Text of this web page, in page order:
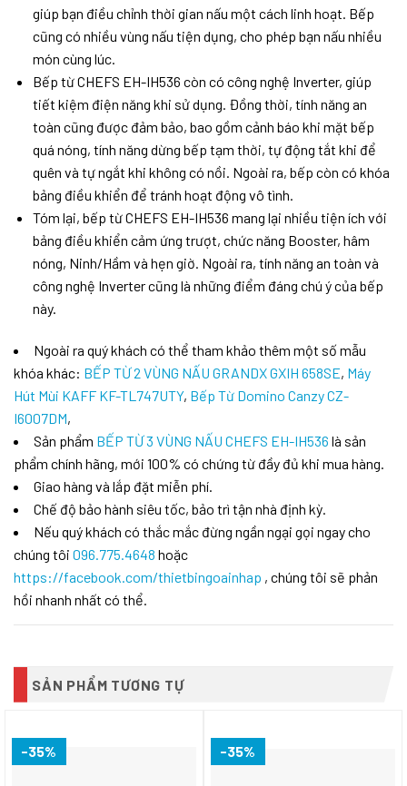
giúp bạn điều chỉnh thời gian nấu một cách linh hoạt. Bếp
cũng có nhiều vùng nấu tiện dụng, cho phép bạn nấu nhiều
món cùng lúc.
Bếp từ CHEFS EH-IH536 còn có công nghệ Inverter, giúp
tiết kiệm điện năng khi sử dụng. Đồng thời, tính năng an
toàn cũng được đảm bảo, bao gồm cảnh báo khi mặt bếp
quá nóng, tính năng dừng bếp tạm thời, tự động tắt khi để
quên và tự ngắt khi không có nồi. Ngoài ra, bếp còn có khóa
bảng điều khiển để tránh hoạt động vô tình.
Tóm lại, bếp từ CHEFS EH-IH536 mang lại nhiều tiện ích với
bảng điều khiển cảm ứng trượt, chức năng Booster, hâm
nóng, Ninh/Hầm và hẹn giờ. Ngoài ra, tính năng an toàn và
công nghệ Inverter cũng là những điểm đáng chú ý của bếp
này.
Ngoài ra quý khách có thể tham khảo thêm một số mẫu
khóa khác: BẾP TỪ 2 VÙNG NẤU GRANDX GXIH 658SE, Máy
Hút Mùi KAFF KF-TL747UTY, Bếp Từ Domino Canzy CZ-
I6007DM,
Sản phẩm BẾP TỪ 3 VÙNG NẤU CHEFS EH-IH536 là sản
phẩm chính hãng, mới 100% có chứng từ đầy đủ khi mua hàng.
Giao hàng và lắp đặt miễn phí.
Chế độ bảo hành siêu tốc, bảo trì tận nhà định kỳ.
Nếu quý khách có thắc mắc đừng ngần ngại gọi ngay cho
chúng tôi 096.775.4648 hoặc
https://facebook.com/thietbingoainhap , chúng tôi sẽ phản
hồi nhanh nhất có thể.
SẢN PHẨM TƯƠNG TỰ
-35% -35%